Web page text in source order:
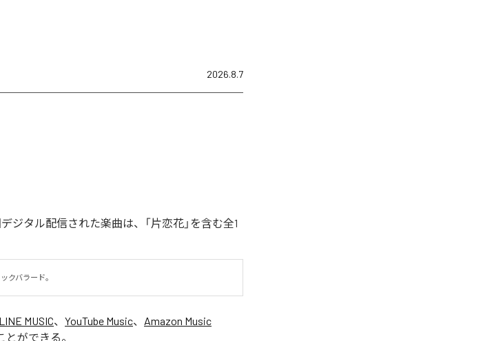
2026.8.7
ジタル配信された楽曲は、「片恋花」を含む全1
クバラード。
LINE MUSIC、 YouTube Music、 Amazon Music
ができる。